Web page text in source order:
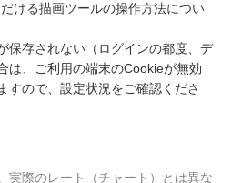
ける描画ツールの操作方法につい
保存されない（ログインの都度、デ
は、ご利用の端末のCookieが無効
すので、設定状況をご確認くださ
実際のレート（チャート）とは異な